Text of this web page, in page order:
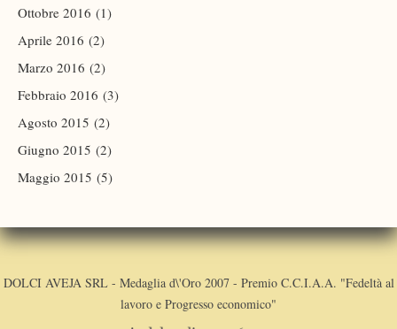
Ottobre 2016 (1)
Aprile 2016 (2)
Marzo 2016 (2)
Febbraio 2016 (3)
Agosto 2015 (2)
Giugno 2015 (2)
Maggio 2015 (5)
DOLCI AVEJA SRL - Medaglia d\'Oro 2007 - Premio C.C.I.A.A. "Fedeltà al
lavoro e Progresso economico"